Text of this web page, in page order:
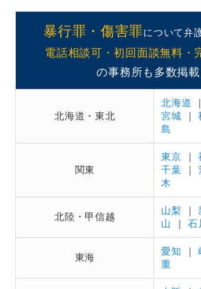
暴行罪・傷害罪について弁
電話相談可・初回面談無料・
の事務所も多数掲載
北海道・東北
北海道
宮城 ｜
島
関東
東京 ｜
千葉 ｜
木
北陸・甲信越
山梨 ｜
山
｜石
東海
愛知 ｜
重